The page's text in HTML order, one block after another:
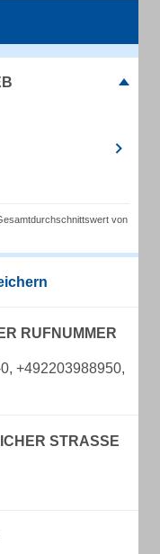
von
RUFNUMMER
+492203988950,
STRASSE